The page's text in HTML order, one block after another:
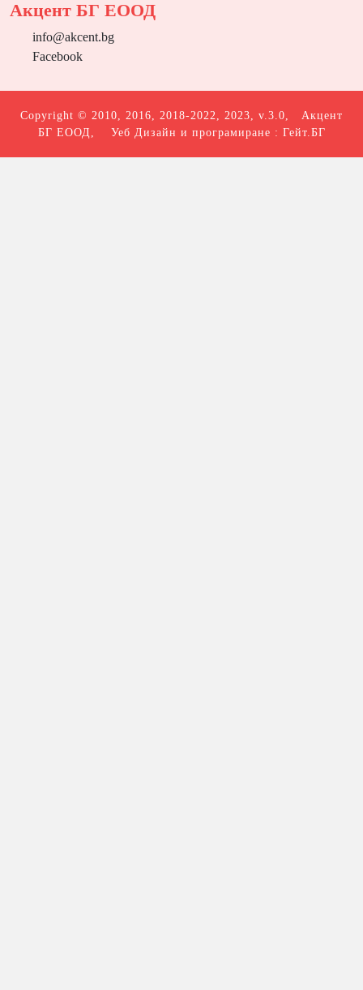
Акцент БГ ЕООД
info@akcent.bg
Facebook
Copyright © 2010, 2016, 2018-2022, 2023, v.3.0, Акцент
БГ ЕООД , Уеб Дизайн и програмиране : Гейт.БГ